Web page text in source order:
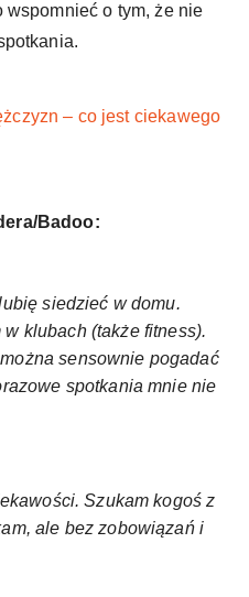
o tym, że nie
– co jest ciekawego
Badoo:
siedzieć w domu.
klubach (także fitness).
sensownie pogadać
spotkania mnie nie
Szukam kogoś z
ale bez zobowiązań i